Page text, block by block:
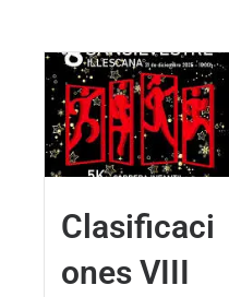
Clasificaci
ones VIII